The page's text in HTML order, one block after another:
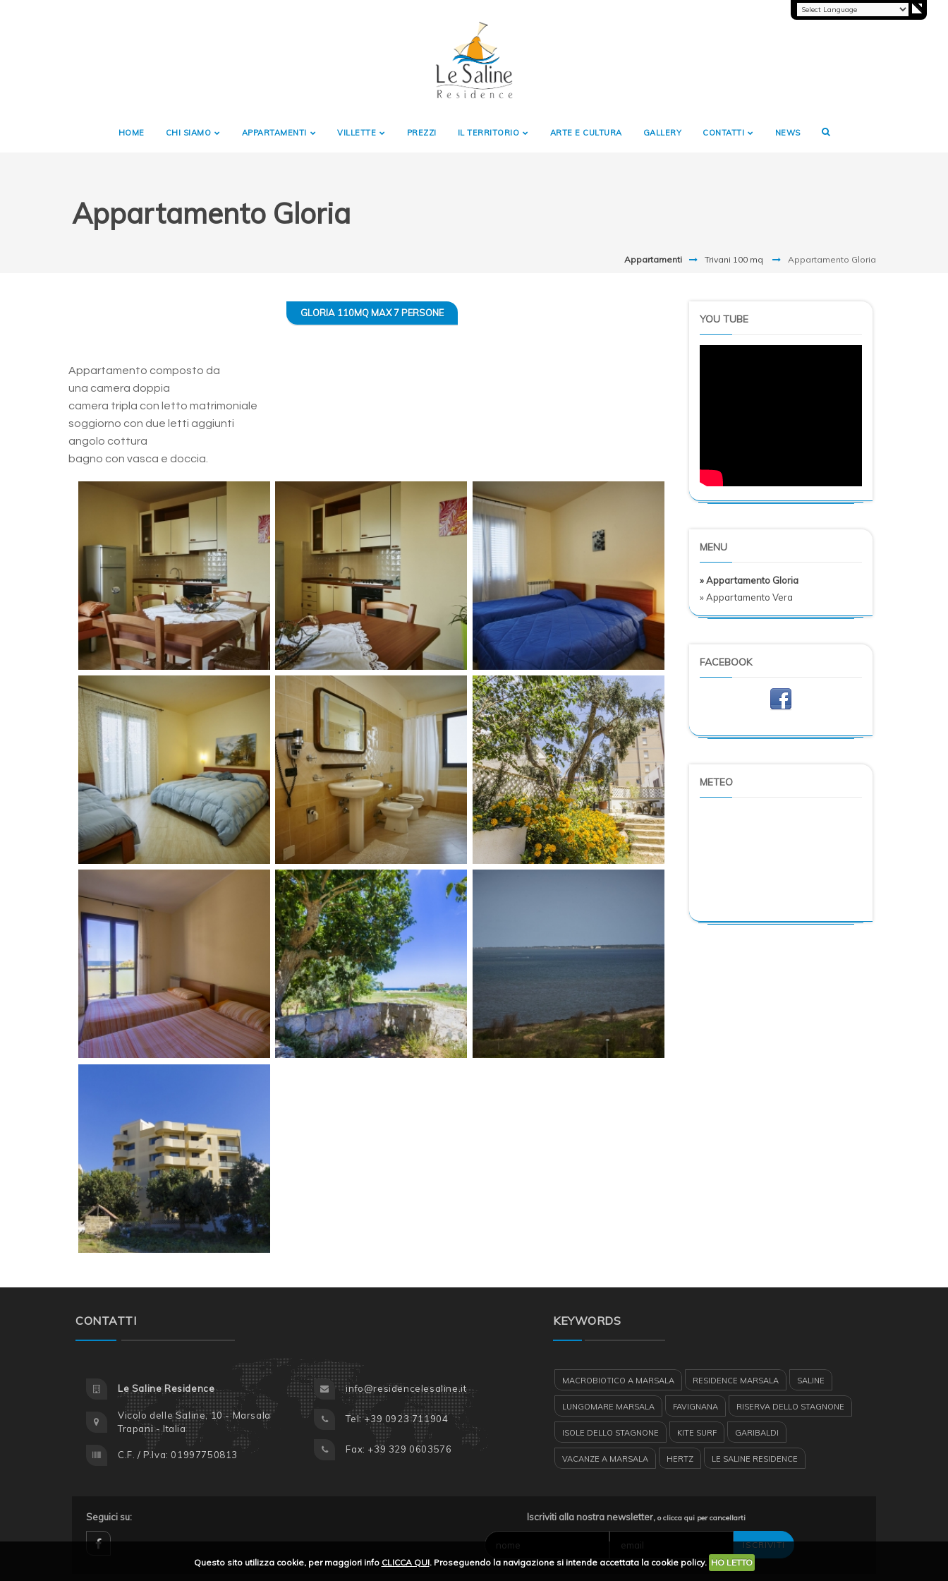
Questo sito utilizza cookie, per maggiori info CLICCA QUI. Proseguendo la navigazione si intende accettata la cookie policy. HO LETTO
HOME CHI SIAMO APPARTAMENTI VILLETTE PREZZI IL TERRITORIO ARTE E CULTURA GALLERY CONTATTI NEWS
Appartamento Gloria
Appartamenti Trivani 100 mq Appartamento Gloria
GLORIA 110MQ MAX 7 PERSONE
Appartamento composto da
una camera doppia
camera tripla con letto matrimoniale
soggiorno con due letti aggiunti
angolo cottura
bagno con vasca e doccia.
YOU TUBE
MENU
» Appartamento Gloria
» Appartamento Vera
FACEBOOK
METEO
CONTATTI
Le Saline Residence
Vicolo delle Saline, 10 - Marsala
Trapani - Italia
C.F. / P.Iva: 01997750813
info@residencelesaline.it
Tel: +39 0923 711904
Fax: +39 329 0603576
KEYWORDS
MACROBIOTICO A MARSALA RESIDENCE MARSALA SALINE
LUNGOMARE MARSALA FAVIGNANA RISERVA DELLO STAGNONE
ISOLE DELLO STAGNONE KITE SURF GARIBALDI
VACANZE A MARSALA HERTZ LE SALINE RESIDENCE
BARCHE A VELA
CASE VACANZE
ESCURSIONI CATAMARANO GUARDIA MEDICA A MARSALA
Seguici su: Iscriviti alla nostra newsletter, o clicca qui per cancellarti